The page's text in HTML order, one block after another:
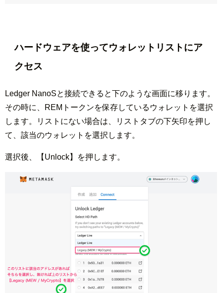
ハードウェアを使ってウォレットリストにア
クセス
Ledger NanoSと接続できると下のような画面に移ります。
その時に、REMトークンを保存しているウォレットを選択
します。リストにない場合は、リストタブの下矢印を押し
て、該当のウォレットを選択します。
選択後、【Unlock】を押します。